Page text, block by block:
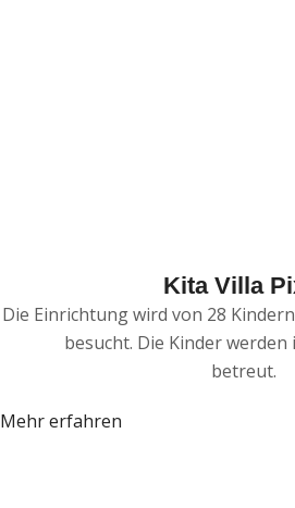
Kita Villa
Die Einrichtung wird von 28
besucht. Die Kinder werden
betreut.
Mehr erfahren